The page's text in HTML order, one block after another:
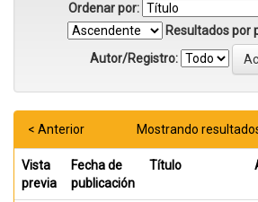
Ordenar por:
Resultados por
Autor/Registro:
Mostrando
< Anterior
Vista
previa
Fecha de
publicación
Título